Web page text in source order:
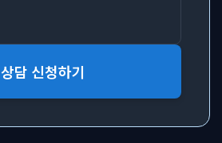
상담 신청하기